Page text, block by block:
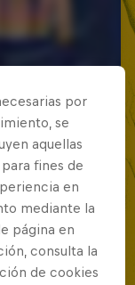
por
se
aquellas
fines de
en
mediante la
página en
consulta la
de cookies